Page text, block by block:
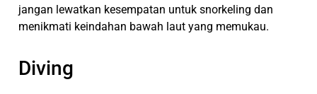
jangan lewatkan kesempatan untuk snorkeling dan
menikmati keindahan bawah laut yang memukau.
Diving